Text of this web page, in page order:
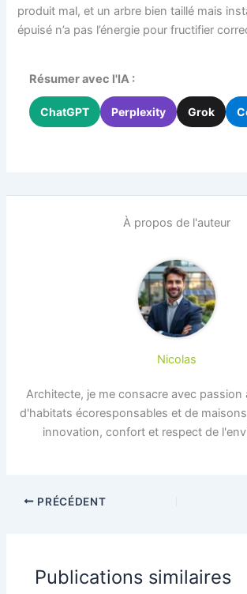
produit mal, et un arbre bien taillé mais
épuisé n’a pas l’énergie pour fructifier
Résumer avec l'IA :
ChatGPT Perplexity Grok
À propos de l'auteur
Nicolas
Architecte, je me consacre avec passion
d'habitats écoresponsables et de
innovation, confort et respect de
PRÉCÉDENT
Publications similaires